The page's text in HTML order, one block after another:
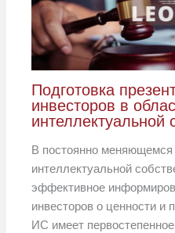
Подготовка
инвесторов в
интеллектуальной
В постоянно
интеллектуальной
эффективное
инвесторов о ценности и
ИС имеет